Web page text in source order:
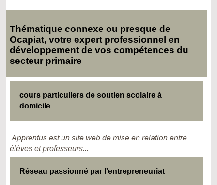
Thématique connexe ou presque de
Ocapiat, votre expert professionnel en
développement de vos compétences du
secteur primaire
cours particuliers de soutien scolaire à
domicile
Apprentus est un site web de mise en relation entre
élèves et professeurs...
Réseau passionné par l'entrepreneuriat